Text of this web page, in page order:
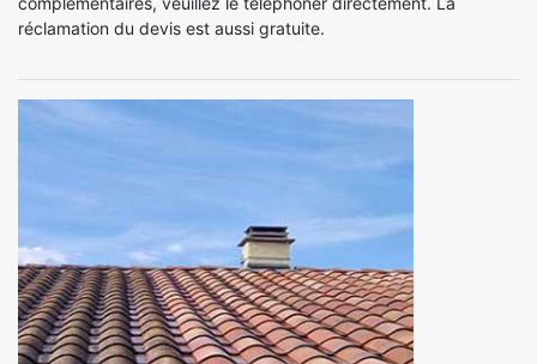
réclamation du devis est aussi gratuite.